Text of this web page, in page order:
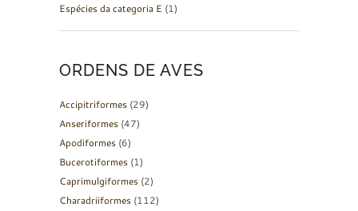
Espécies da categoria E (1)
ORDENS DE AVES
Accipitriformes (29)
Anseriformes (47)
Apodiformes (6)
Bucerotiformes (1)
Caprimulgiformes (2)
Charadriiformes (112)